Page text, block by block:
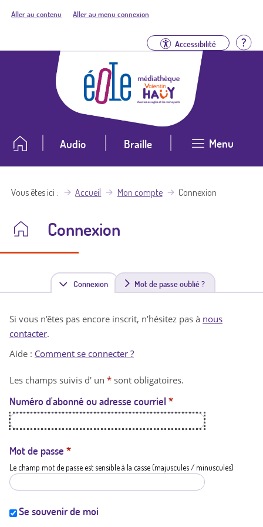
Aller au contenu Aller au menu connexion
Accessibilité
Audio Braille Menu
Vous êtes ici Accueil Mon compte Connexion
Connexion
Connexion(
n
t
a
t
i
Mot de passe oublié ?
Si vous n'êtes pas encore inscrit, n'hésitez pas à nous
contacter.
Aide : Comment se connecter ?
Les champs suivis d' un * sont obligatoires.
Numéro d'abonné ou adresse courriel *
Mot de passe *
Le champ mot de passe est sensible à la casse (majuscules / minuscules)
Se souvenir de moi